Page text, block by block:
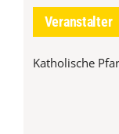
Veranstalter
Katholische